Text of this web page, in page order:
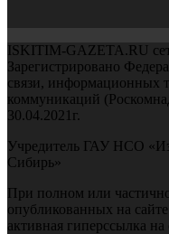
ISKITIM-GAZETA.RU
Зарегистрировано
связи, информационных
коммуникаций
30.04.2021г.
Учредитель ГАУ НСО
Сибирь»
При полном или
опубликованных на
активная гиперссылка на